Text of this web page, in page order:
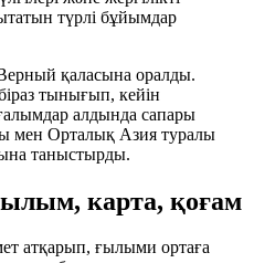
түрлі бұйымдар
қаласына оралды.
тынығып, кейін
алдында сапары
мен Орталық Азия туралы
таныстырды.
карта, қоғам
атқарып, ғылыми ортаға